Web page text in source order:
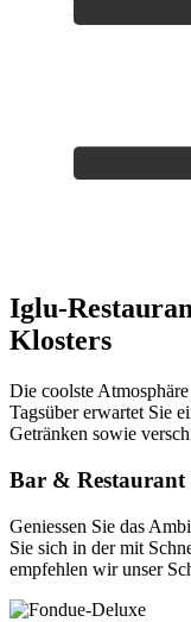
Iglu-
Klosters
Die coolste
Tagsüber erwartet Sie
Getränken sowie
Bar & Restaurant
Geniessen Sie das
Sie sich in der mit
empfehlen wir unser